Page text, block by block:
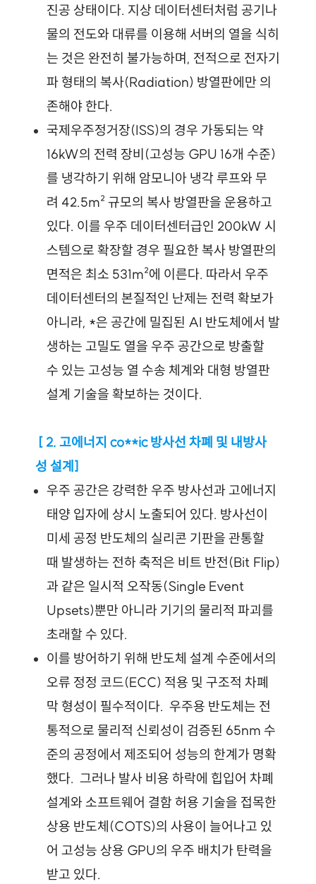
진공 상태이다. 지상 데이터센터처럼 공기나
물의 전도와 대류를 이용해 서버의 열을 식히
는 것은 완전히 불가능하며, 전적으로 전자기
파 형태의 복사(Radiation) 방열판에만 의
존해야 한다.
국제우주정거장(ISS)의 경우 가동되는 약
16kW의 전력 장비(고성능 GPU 16개 수준)
를 냉각하기 위해 암모니아 냉각 루프와 무
려 42.5m² 규모의 복사 방열판을 운용하고
있다. 이를 우주 데이터센터급인 200kW 시
스템으로 확장할 경우 필요한 복사 방열판의
면적은 최소 531m²에 이른다. 따라서 우주
데이터센터의 본질적인 난제는 전력 확보가
아니라, *은 공간에 밀집된 AI 반도체에서 발
생하는 고밀도 열을 우주 공간으로 방출할
수 있는 고성능 열 수송 체계와 대형 방열판
설계 기술을 확보하는 것이다.
성 설계]
우주 공간은 강력한 우주 방사선과 고에너지
태양 입자에 상시 노출되어 있다. 방사선이
미세 공정 반도체의 실리콘 기판을 관통할
때 발생하는 전하 축적은 비트 반전(Bit Flip)
과 같은 일시적 오작동(Single Event
Upsets)뿐만 아니라 기기의 물리적 파괴를
초래할 수 있다.
이를 방어하기 위해 반도체 설계 수준에서의
오류 정정 코드(ECC) 적용 및 구조적 차폐
막 형성이 필수적이다. 우주용 반도체는 전
통적으로 물리적 신뢰성이 검증된 65nm 수
준의 공정에서 제조되어 성능의 한계가 명확
했다. 그러나 발사 비용 하락에 힙입어 차폐
설계와 소프트웨어 결함 허용 기술을 접목한
상용 반도체(COTS)의 사용이 늘어나고 있
어 고성능 상용 GPU의 우주 배치가 탄력을
받고 있다.